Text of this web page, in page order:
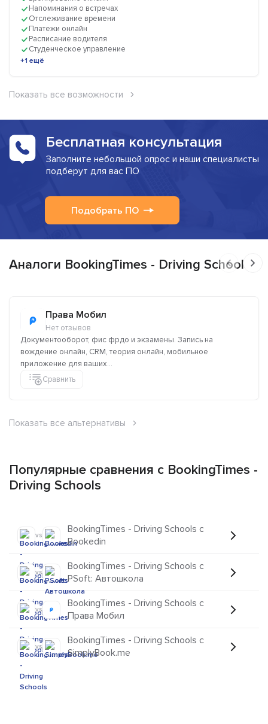
Напоминания о встречах
Отслеживание времени
Платежи онлайн
Расписание водителя
Студенческое управление
+1 ещё
Показать все возможности
Бесплатная консультация
Заполните небольшой опрос и наши специалисты
подберут для вас ПО
Подобрать ПО
Аналоги BookingTimes - Driving Schools
Права Мобил
Нет отзывов
Документооборот, фис фрдо и экзамены. Запись на
вождение онлайн, СRM, теория онлайн, мобильное
приложение для ваших...
Сравнить
Показать все альтернативы
Популярные сравнения с BookingTimes -
Driving Schools
vs
BookingTimes - Driving Schools с
Bookedin
vs
BookingTimes - Driving Schools с
PSoft: Автошкола
vs
BookingTimes - Driving Schools с
Права Мобил
vs
BookingTimes - Driving Schools с
SimplyBook.me